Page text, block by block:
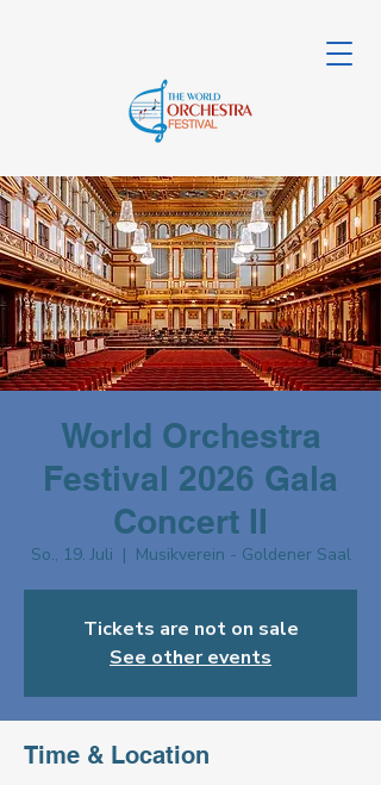
World Orchestra
Festival 2026 Gala
Concert II
So., 19. Juli
  |
Musikverein - Goldener Saal
Tickets are not on sale
See other events
Time & Location